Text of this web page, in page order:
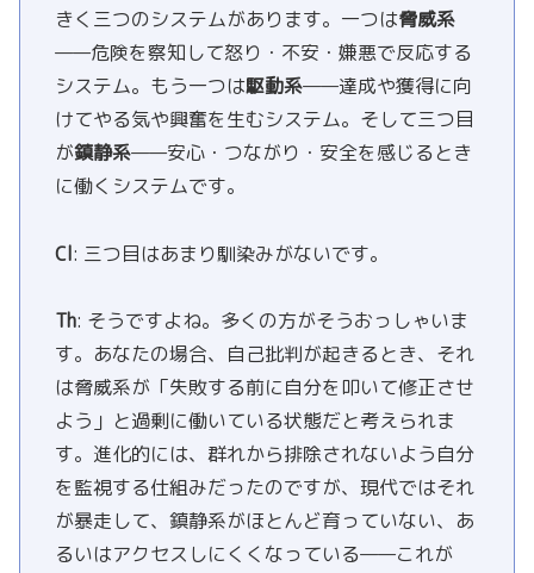
きく三つのシステムがあります。一つは脅威系
——危険を察知して怒り・不安・嫌悪で反応する
システム。もう一つは駆動系——達成や獲得に向
けてやる気や興奮を生むシステム。そして三つ目
が鎮静系——安心・つながり・安全を感じるとき
に働くシステムです。
Cl: 三つ目はあまり馴染みがないです。
Th: そうですよね。多くの方がそうおっしゃいま
す。あなたの場合、自己批判が起きるとき、それ
は脅威系が「失敗する前に自分を叩いて修正させ
よう」と過剰に働いている状態だと考えられま
す。進化的には、群れから排除されないよう自分
を監視する仕組みだったのですが、現代ではそれ
が暴走して、鎮静系がほとんど育っていない、あ
るいはアクセスしにくくなっている——これが